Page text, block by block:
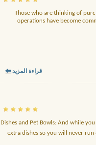
Those who are thinking of
operations have become
قراءة المزيد
Dishes and Pet Bowls: And while
extra dishes so you will never